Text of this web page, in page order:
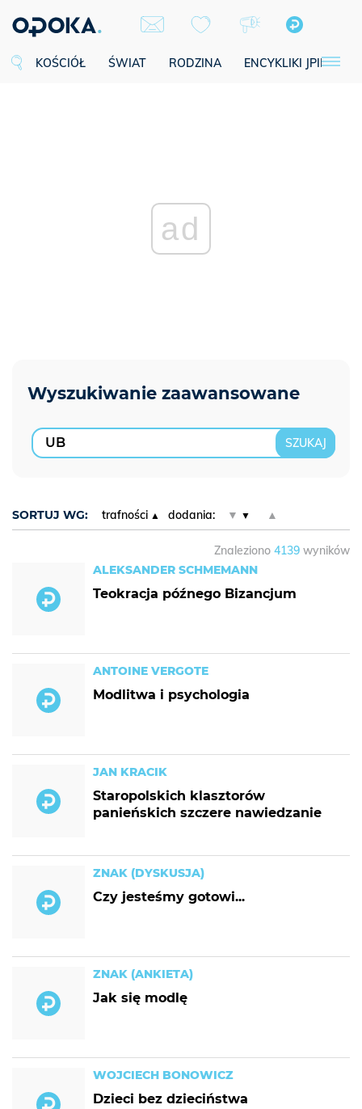
KOŚCIÓŁ ŚWIAT RODZINA ENCYKLIKI JPII
ad
SORTUJ WG: trafności dodania: ▼ ▲
Znaleziono 4139 wyników
ALEKSANDER SCHMEMANN
Teokracja późnego Bizancjum
ANTOINE VERGOTE
Modlitwa i psychologia
JAN KRACIK
Staropolskich klasztorów
panieńskich szczere nawiedzanie
ZNAK (DYSKUSJA)
Czy jesteśmy gotowi...
ZNAK (ANKIETA)
Jak się modlę
WOJCIECH BONOWICZ
Dzieci bez dzieciństwa